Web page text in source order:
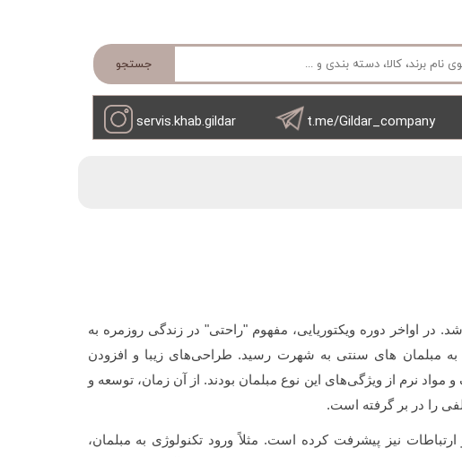
جستجو
t.me/Gildar_company
servis.khab.gildar
در اواخر دوره ویکتوریایی، مفهوم "راحتی" در زندگی روزمره به
به مبلمان های سنتی به شهرت رسید. طراحی‌های زیبا و افزودن
نرم از ویژگی‌های این نوع مبلمان بودند. از آن زمان، توسعه و
را در بر گرفته است.
نیز پیشرفت کرده است. مثلاً ورود تکنولوژی به مبلمان،